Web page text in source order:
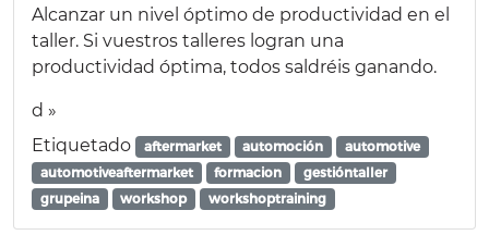
Alcanzar un nivel óptimo de productividad en el
taller. Si vuestros talleres logran una
productividad óptima, todos saldréis ganando.
d »
Etiquetado
aftermarket automoción
automotive
automotiveaftermarket
formacion
gestióntaller
grupeina
workshop workshoptraining